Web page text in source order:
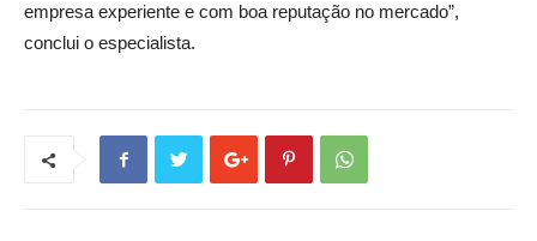
empresa experiente e com boa reputação no mercado”,
conclui o especialista.